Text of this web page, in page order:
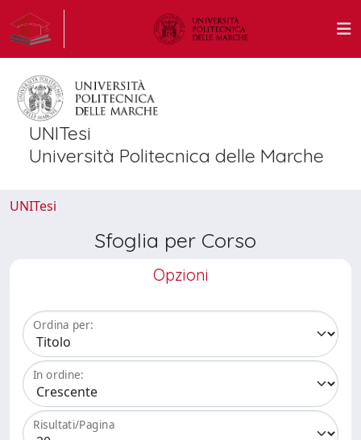
UNITesi
Università Politecnica delle Marche
UNITesi
Sfoglia per Corso
Opzioni
Ordina per:
In ordine:
Risultati/Pagina